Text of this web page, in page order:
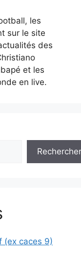
les
sur le site
des
et les
en live.
Rechercher
(ex caces 9)